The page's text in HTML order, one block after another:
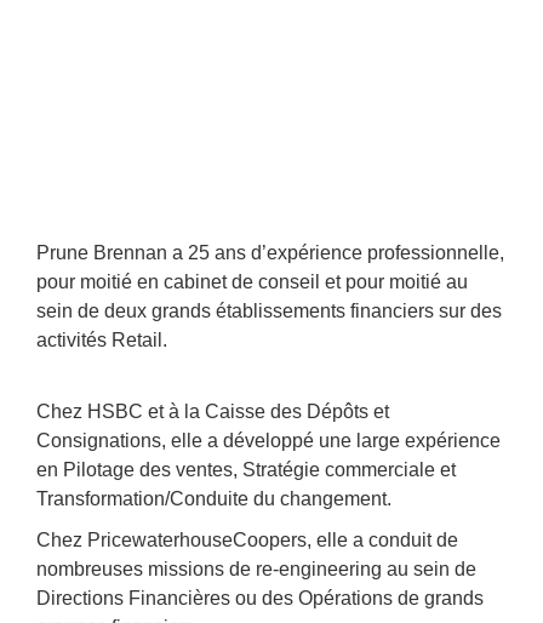
Prune Brennan a 25 ans d’expérience professionnelle,
pour moitié en cabinet de conseil et pour moitié au
sein de deux grands établissements financiers sur des
activités Retail.
Chez HSBC et à la Caisse des Dépôts et
Consignations, elle a développé une large expérience
en Pilotage des ventes, Stratégie commerciale et
Transformation/Conduite du changement.
Chez PricewaterhouseCoopers, elle a conduit de
nombreuses missions de re-engineering au sein de
Directions Financières ou des Opérations de grands